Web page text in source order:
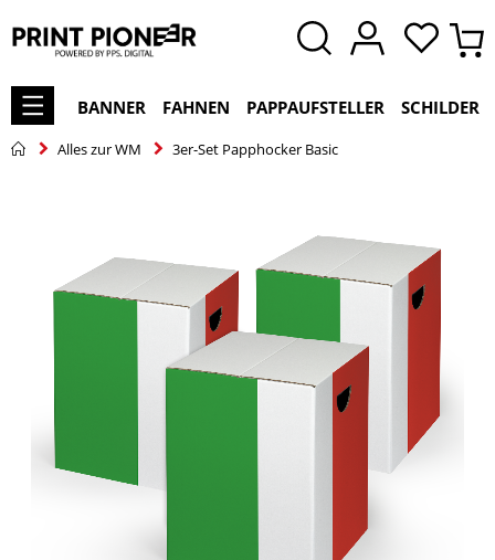
BANNER FAHNEN PAPPAUFSTELLER SCHILDER
Alles zur WM 3er-Set Papphocker Basic
springen